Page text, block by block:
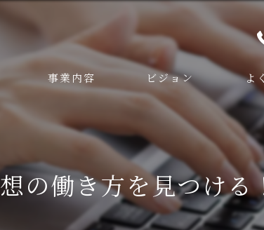
事業内容 ビジョン よ
の働き方を見つけ